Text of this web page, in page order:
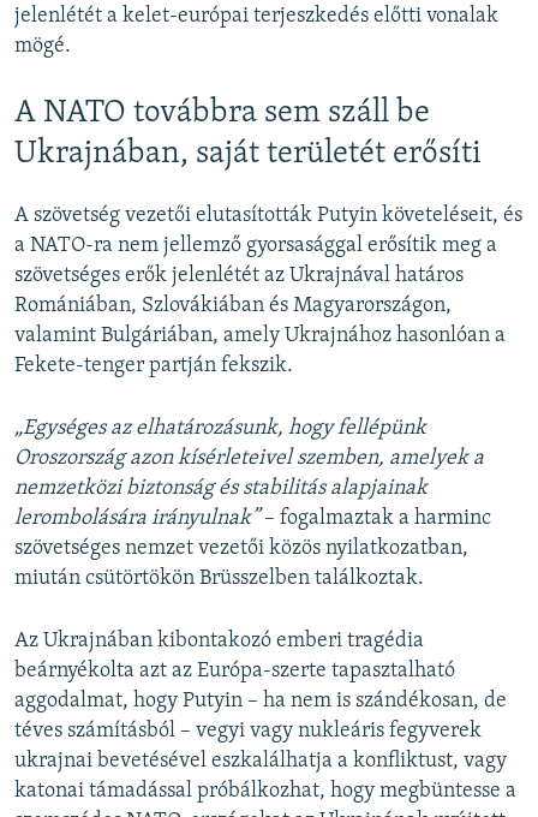
jelenlétét a kelet-európai terjeszkedés előtti vonalak
mögé.
A NATO továbbra sem száll be
Ukrajnában, saját területét erősíti
A szövetség vezetői elutasították Putyin követeléseit, és
a NATO-ra nem jellemző gyorsasággal erősítik meg a
szövetséges erők jelenlétét az Ukrajnával határos
Romániában, Szlovákiában és Magyarországon,
valamint Bulgáriában, amely Ukrajnához hasonlóan a
Fekete-tenger partján fekszik.
„Egységes az elhatározásunk, hogy fellépünk
Oroszország azon kísérleteivel szemben, amelyek a
nemzetközi biztonság és stabilitás alapjainak
lerombolására irányulnak”– fogalmaztak a harminc
szövetséges nemzet vezetői közös nyilatkozatban,
miután csütörtökön Brüsszelben találkoztak.
Az Ukrajnában kibontakozó emberi tragédia
beárnyékolta azt az Európa-szerte tapasztalható
aggodalmat, hogy Putyin – ha nem is szándékosan, de
téves számításból – vegyi vagy nukleáris fegyverek
ukrajnai bevetésével eszkalálhatja a konfliktust, vagy
katonai támadással próbálkozhat, hogy megbüntesse a